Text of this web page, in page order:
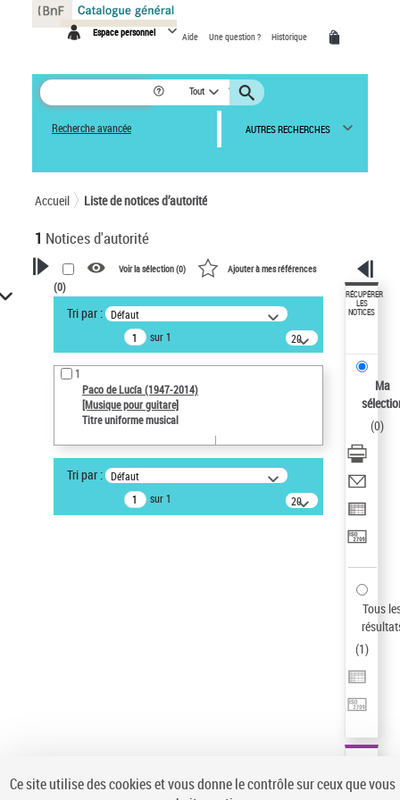
Espace personnel Aide Une question ? Historique
Tout
Recherche avancée AUTRES RECHERCHES
Accueil Liste de notices d’autorité
1 Notices d'autorité
VOTRE RECHERCHE
Recherche avancée dans les
notices d’autorité
Œuvres liées à l'auteur :
Paco de Lucía (1947-2014)
Type de notice d'autorité
Type de notice d'autorité
Voir la sélection (0) Ajouter à mes références
(0)
Tri par : Défaut
sur 1
20
résultats/page
1
Paco de Lucía (1947-2014)
[Musique pour guitare]
Titre uniforme musical
Tri par : Défaut
sur 1
20
résultats/page
RÉCUPÉRER
LES
NOTICES
Ma
(0)
Tous
(1)
Panneau de gestion des cookies
Ce site utilise des cookies et vous donne le contrôle sur ceux que vous